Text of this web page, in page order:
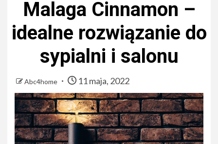
Malaga Cinnamon –
idealne rozwiązanie do
sypialni i salonu
Abc4home 11 maja, 2022